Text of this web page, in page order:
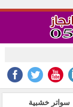
سواتر خشبية